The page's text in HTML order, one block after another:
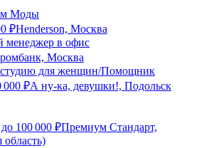
Моды
₽Henderson, Москва
менеджер в офис
Москва
студию для женщин/Помощник
000 ₽А ну-ка, девушки!, Подольск
до 100 000 ₽Премиум Стандарт,